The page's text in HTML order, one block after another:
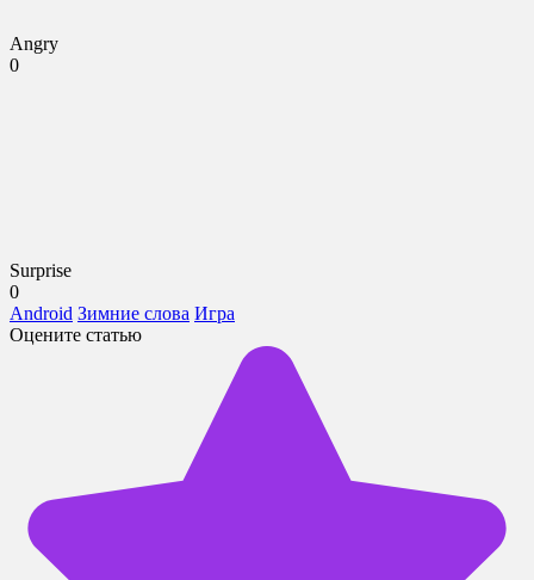
Angry
0
Surprise
0
Android Зимние слова Игра
Оцените статью